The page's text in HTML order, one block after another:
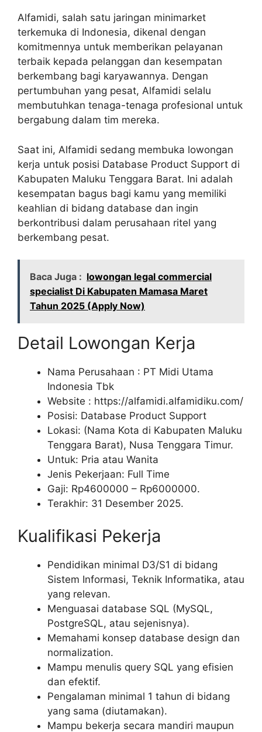
Alfamidi, salah satu jaringan minimarket
terkemuka di Indonesia, dikenal dengan
komitmennya untuk memberikan pelayanan
terbaik kepada pelanggan dan kesempatan
berkembang bagi karyawannya. Dengan
pertumbuhan yang pesat, Alfamidi selalu
membutuhkan tenaga-tenaga profesional untuk
bergabung dalam tim mereka.
Saat ini, Alfamidi sedang membuka lowongan
kerja untuk posisi Database Product Support di
Kabupaten Maluku Tenggara Barat. Ini adalah
kesempatan bagus bagi kamu yang memiliki
keahlian di bidang database dan ingin
berkontribusi dalam perusahaan ritel yang
berkembang pesat.
Baca Juga : lowongan legal commercial
specialist Di Kabupaten Mamasa Maret
Tahun 2025 (Apply Now)
Detail Lowongan Kerja
Nama Perusahaan : PT Midi Utama
Indonesia Tbk
Website : https://alfamidi.alfamidiku.com/
Posisi: Database Product Support
Lokasi: (Nama Kota di Kabupaten Maluku
Tenggara Barat), Nusa Tenggara Timur.
Untuk: Pria atau Wanita
Jenis Pekerjaan: Full Time
Gaji: Rp4600000 – Rp6000000.
Terakhir: 31 Desember 2025.
Kualifikasi Pekerja
Pendidikan minimal D3/S1 di bidang
Sistem Informasi, Teknik Informatika, atau
yang relevan.
Menguasai database SQL (MySQL,
PostgreSQL, atau sejenisnya).
Memahami konsep database design dan
normalization.
Mampu menulis query SQL yang efisien
dan efektif.
Pengalaman minimal 1 tahun di bidang
yang sama (diutamakan).
Mampu bekerja secara mandiri maupun